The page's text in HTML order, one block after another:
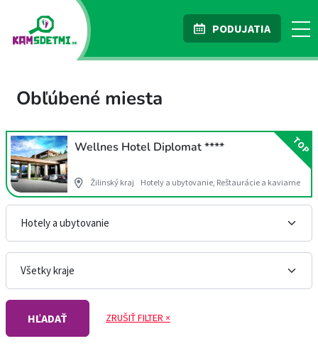
PODUJATIA
Obľúbené miesta
Wellnes Hotel Diplomat ****
Žilinský kraj Hotely a ubytovanie, Reštaurácie a kaviarne
TOP
HĽADAŤ ZRUŠIŤ FILTER ×